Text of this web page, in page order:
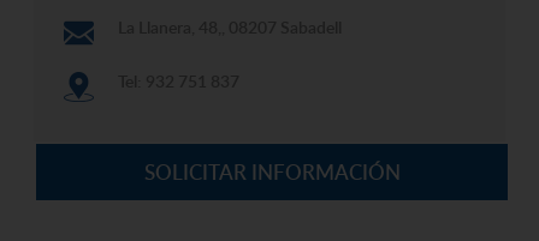
SOLICITAR INFORMACIÓN